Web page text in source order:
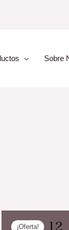
Sobre
¡Oferta!
precio